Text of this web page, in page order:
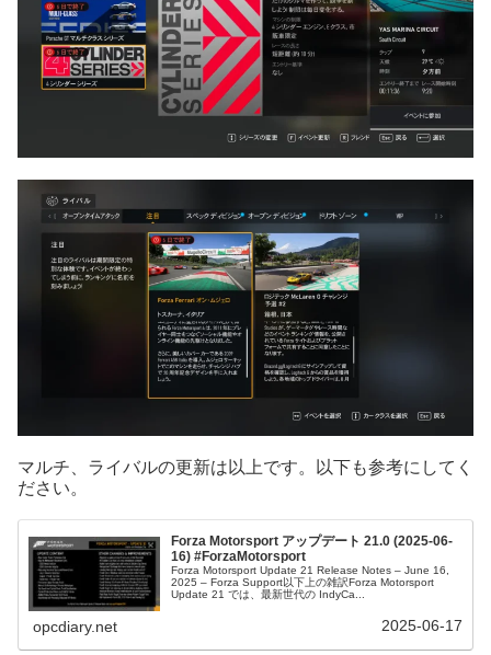
マルチ、ライバルの更新は以上です。以下も参考にしてく
ださい。
Forza Motorsport アップデート 21.0 (2025-06-
16) #ForzaMotorsport
Forza Motorsport Update 21 Release Notes – June 16,
2025 – Forza Support以下上の雑訳Forza Motorsport
Update 21 では、最新世代の IndyCa...
opcdiary.net 2025-06-17